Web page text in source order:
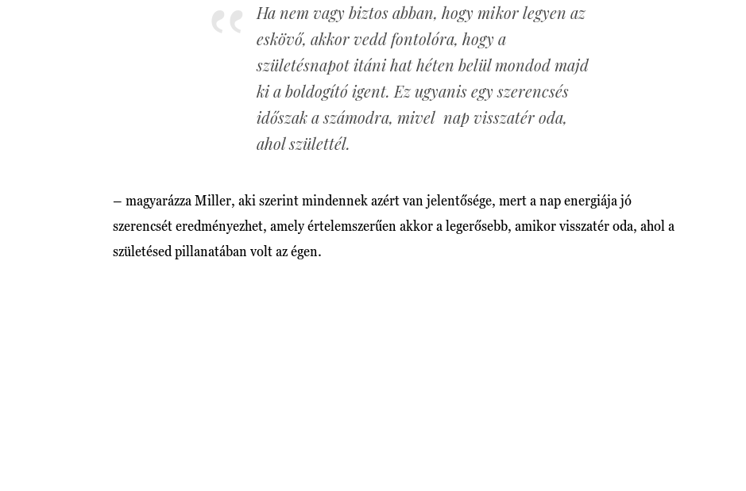
Ha nem vagy biztos abban, hogy mikor legyen az
eskövő, akkor vedd fontolóra, hogy a
születésnapot itáni hat héten belül mondod majd
ki a boldogító igent. Ez ugyanis egy szerencsés
időszak a számodra, mivel nap visszatér oda,
ahol születtél.
– magyarázza Miller, aki szerint mindennek azért van jelentősége, mert a nap energiája jó
szerencsét eredményezhet, amely értelemszerűen akkor a legerősebb, amikor visszatér oda, ahol a
születésed pillanatában volt az égen.